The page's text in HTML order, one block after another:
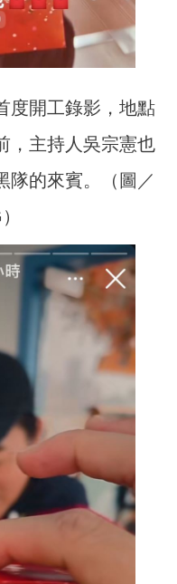
度開工錄影，地點
，主持人吳宗憲也
隊的來賓。（圖／